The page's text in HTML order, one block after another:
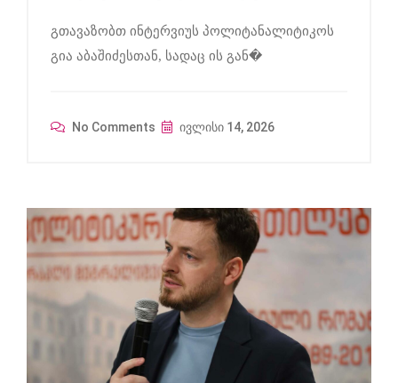
გთავაზობთ ინტერვიუს პოლიტანალიტიკოს
გია აბაშიძესთან, სადაც ის გან�
No Comments ივლისი 14, 2026